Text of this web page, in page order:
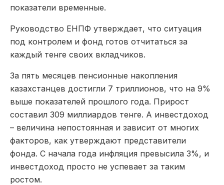
показатели временные.
Руководство ЕНПФ утверждает, что ситуация
под контролем и фонд готов отчитаться за
каждый тенге своих вкладчиков.
За пять месяцев пенсионные накопления
казахстанцев достигли 7 триллионов, что на 9%
выше показателей прошлого года. Прирост
составил 309 миллиардов тенге. А инвестдоход
– величина непостоянная и зависит от многих
факторов, как утверждают представители
фонда. С начала года инфляция превысила 3%, и
инвестдоход просто не успевает за таким
ростом.